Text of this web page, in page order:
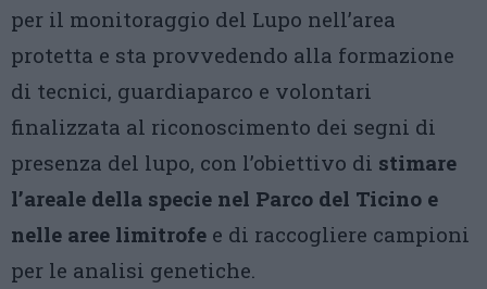
per il monitoraggio del Lupo nell’area
protetta e sta provvedendo alla formazione
di tecnici, guardiaparco e volontari
finalizzata al riconoscimento dei segni di
presenza del lupo, con l’obiettivo di stimare
l’areale della specie nel Parco del Ticino e
nelle aree limitrofe e di raccogliere campioni
per le analisi genetiche.